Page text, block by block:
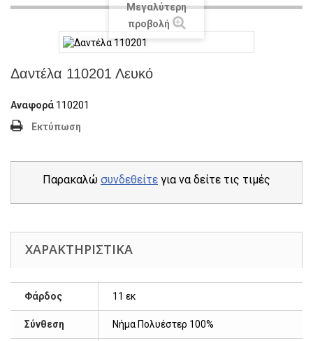
Μεγαλύτερη
προβολή
Δαντέλα 110201 Λευκό
Αναφορά 110201
Εκτύπωση
Παρακαλώ συνδεθείτε για να δείτε τις τιμές
ΧΑΡΑΚΤΗΡΙΣΤΙΚΆ
Φάρδος 11 εκ
Σύνθεση Νήμα Πολυέστερ 100%